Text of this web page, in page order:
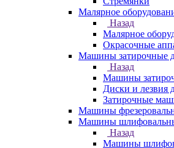
Малярное
Назад
Малярное
Окрасочные
Машины затирочные
Назад
Машины
Диски и лезвия
Затирочные
Машины
Машины
Назад
Машины